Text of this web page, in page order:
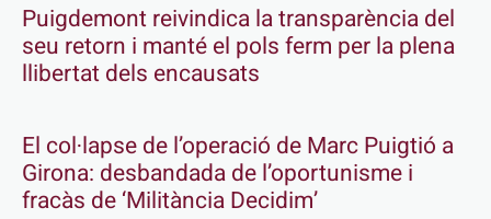
Puigdemont reivindica la transparència del
seu retorn i manté el pols ferm per la plena
llibertat dels encausats
El col·lapse de l’operació de Marc Puigtió a
Girona: desbandada de l’oportunisme i
fracàs de ‘Militància Decidim’